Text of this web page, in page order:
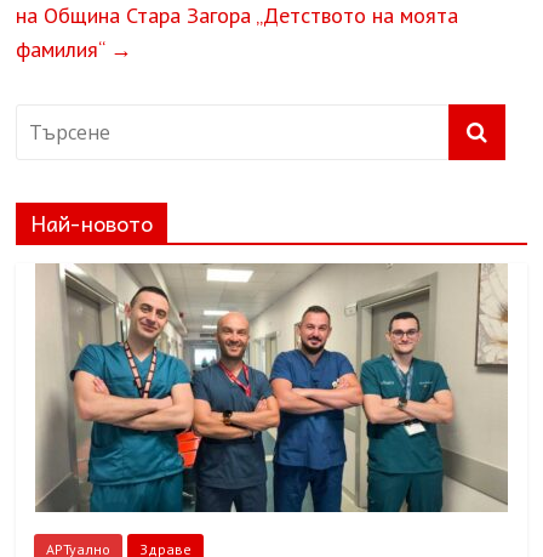
на Община Стара Загора „Детството на моята
фамилия“ →
Най-новото
АРТуално Здраве